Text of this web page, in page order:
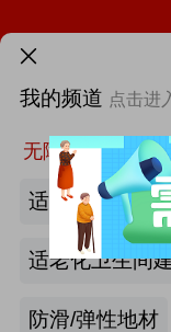
我的频道 点击进
无障碍空间
适老化墙面/天
适老化卫生间
防滑/弹性地材
首页 找新闻